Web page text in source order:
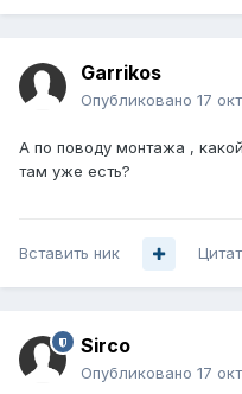
Garrikos
Опубликовано 17
А по поводу монтажа ,
там уже есть?
Вставить ник
Sirco
Опубликовано 17